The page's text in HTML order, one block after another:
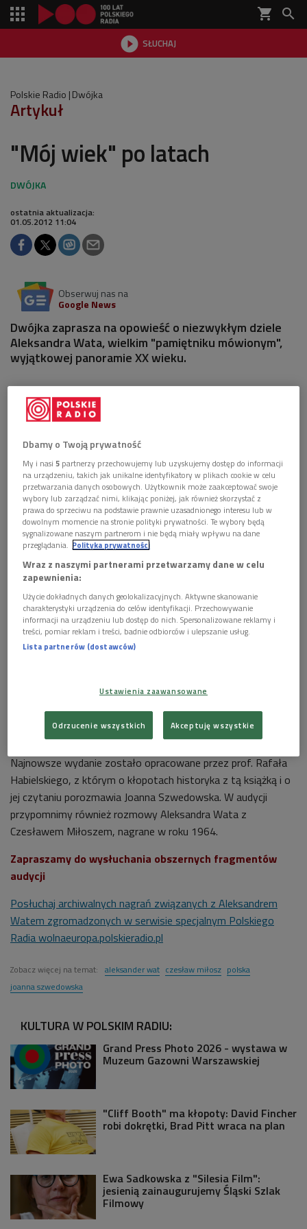
shopping_cart 
 SŁUCHAJ

Polskie Radio Dwójka
Artykuł
"Mój wiek" po latach
ostatnia aktualizacja:
01.05.2012 11:04
Obserwuj nas na
Google News
Dwójka zaprasza na opowieść o niezwykłym dziele
Aleksandra Wata, wielkim "pamiętniku mówionym",
wyjątkowej panoramie XX wieku.
 59'36
"Mój wiek" po latach
pełne prawo mówić o wieku XX - "Mój wiek". Tak też jest
rozmów nagrywanych z Czesławem Miłoszem.
Najnowsze wydanie zostało opracowane przez prof. Rafała
Habielskiego, z którym o kłopotach historyka z tą książką i o
jej czytaniu porozmawia Joanna Szwedowska. W audycji
przypomnimy również rozmowy Aleksandra Wata z
Czesławem Miłoszem, nagrane w roku 1964.
Zapraszamy do wysłuchania obszernych fragmentów
audycji
Posłuchaj archiwalnych nagrań związanych z Aleksandrem
Watem zgromadzonych w serwisie specjalnym Polskiego
Radia wolnaeuropa.polskieradio.pl
Zobacz więcej na temat: aleksander wat czesław miłosz polska
joanna szwedowska
KULTURA W POLSKIM RADIU:
Grand Press Photo 2026 - wystawa w
Muzeum Gazowni Warszawskiej
"Cliff Booth" ma kłopoty: David Fincher
robi dokrętki, Brad Pitt wraca na plan
Ewa Sadkowska z "Silesia Film":
jesienią zainaugurujemy Śląski Szlak
Filmowy
Dbamy o Twoją prywatność
My i nasi5 partnerzy przechowujemy lub uzyskujemy dostęp do informacji
na urządzeniu, takich jak unikalne identyfikatory w plikach cookie w celu
przetwarzania danych osobowych. Użytkownik może zaakceptować swoje
wybory lub zarządzać nimi, klikając poniżej, jak również skorzystać z
prawa do sprzeciwu na podstawie prawnie uzasadnionego interesu lub w
dowolnym momencie na stronie polityki prywatności. Te wybory będą
sygnalizowane naszym partnerom i nie będą miały wpływu na dane
przeglądania. Polityka prywatności
Wraz z naszymi partnerami przetwarzamy dane w celu
zapewnienia:
Użycie dokładnych danych geolokalizacyjnych. Aktywne skanowanie
charakterystyki urządzenia do celów identyfikacji. Przechowywanie
informacji na urządzeniu lub dostęp do nich. Spersonalizowane reklamy i
treści, pomiar reklam i treści, badnie odbiorców i ulepszanie usług.
Lista partnerów (dostawców)
Ustawienia zaawansowane
Odrzucenie wszystkich Akceptuję wszystkie